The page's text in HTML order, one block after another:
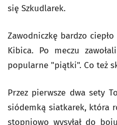
się Szkudlarek.
Zawodniczkę bardzo
Kibica. Po meczu
popularne "piątki". Co też
Przez pierwsze dwa sety
siódemką siatkarek, która
stopniowo wysyłał do